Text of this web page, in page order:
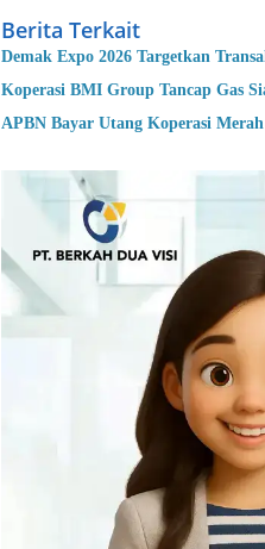
Berita Terkait
Demak Expo 2026 Targetkan
Koperasi BMI Group Tancap Gas
APBN Bayar Utang Koperasi